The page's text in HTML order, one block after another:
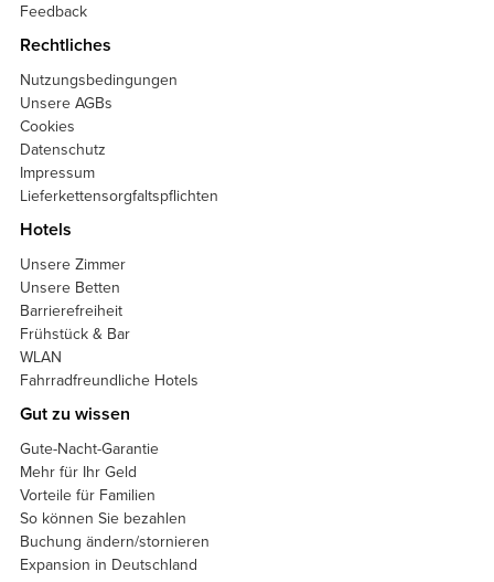
Feedback
Rechtliches
Nutzungsbedingungen
Unsere AGBs
Cookies
Datenschutz
Impressum
Lieferkettensorgfaltspflichten
Hotels
Unsere Zimmer
Unsere Betten
Barrierefreiheit
Frühstück & Bar
WLAN
Fahrradfreundliche Hotels
Gut zu wissen
Gute-Nacht-Garantie
Mehr für Ihr Geld
Vorteile für Familien
So können Sie bezahlen
Buchung ändern/stornieren
Expansion in Deutschland